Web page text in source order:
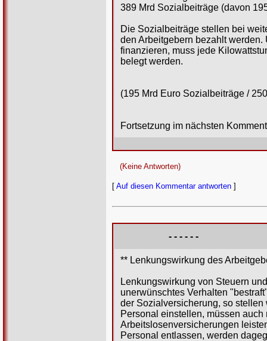
389 Mrd Sozialbeiträge (davon
Die Sozialbeiträge stellen bei
den Arbeitgebern bezahlt
finanzieren, muss jede
belegt werden.
(195 Mrd Euro Sozialbeiträge /
Fortsetzung im nächsten
(Keine Antworten)
[ Auf diesen Kommentar antworten ]
- - - - - -
** Lenkungswirkung des
Lenkungswirkung von Steuern
unerwünschtes Verhalten
der Sozialversicherung, so stellen
Personal einstellen, müssen
Arbeitslosenversicherungen
Personal entlassen, werden